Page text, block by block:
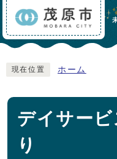
現在位置 ホーム
デイサー
り